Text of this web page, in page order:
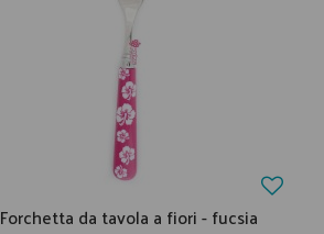
Forchetta da tavola a fiori - fucsia